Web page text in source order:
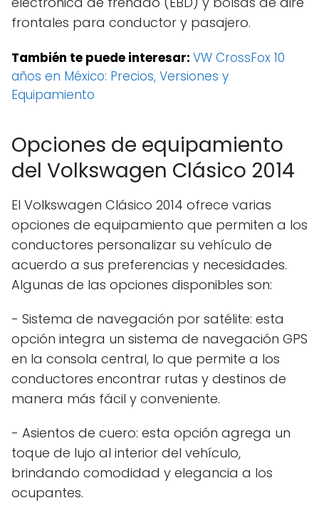
frontales para conductor y pasajero.
También te puede interesar: VW CrossFox 10
años en México: Precios, Versiones y
Equipamiento
Opciones de equipamiento
del Volkswagen Clásico 2014
El Volkswagen Clásico 2014 ofrece varias
opciones de equipamiento que permiten a los
conductores personalizar su vehículo de
acuerdo a sus preferencias y necesidades.
Algunas de las opciones disponibles son:
- Sistema de navegación por satélite: esta
opción integra un sistema de navegación GPS
en la consola central, lo que permite a los
conductores encontrar rutas y destinos de
manera más fácil y conveniente.
- Asientos de cuero: esta opción agrega un
toque de lujo al interior del vehículo,
brindando comodidad y elegancia a los
ocupantes.